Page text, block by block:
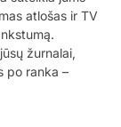
atlošas ir TV
žurnalai,
po ranka –